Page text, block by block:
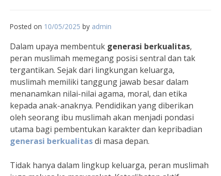
Posted on 10/05/2025 by admin
Dalam upaya membentuk generasi berkualitas,
peran muslimah memegang posisi sentral dan tak
tergantikan. Sejak dari lingkungan keluarga,
muslimah memiliki tanggung jawab besar dalam
menanamkan nilai-nilai agama, moral, dan etika
kepada anak-anaknya. Pendidikan yang diberikan
oleh seorang ibu muslimah akan menjadi pondasi
utama bagi pembentukan karakter dan kepribadian
generasi berkualitasdi masa depan.
Tidak hanya dalam lingkup keluarga, peran muslimah